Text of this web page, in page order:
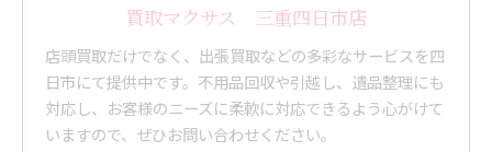
買取マクサス 三重四日市店
店頭買取だけでなく、出張買取などの多彩なサービスを四
日市にて提供中です。不用品回収や引越し、遺品整理にも
対応し、お客様のニーズに柔軟に対応できるよう心がけて
いますので、ぜひお問い合わせください。